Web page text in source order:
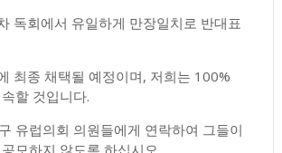
독회에서 유일하게 만장일치로 반대표
최종 채택될 예정이며, 저희는 100%
할 것입니다.
유럽의회 의원들에게 연락하여 그들이